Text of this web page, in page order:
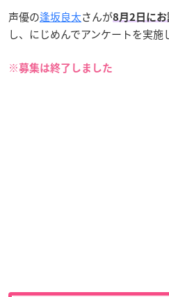
声優の逢坂良太さんが8月2日にお
し、にじめんでアンケートを実施
※募集は終了しました